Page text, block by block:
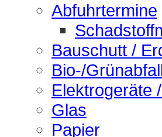
Abfuhrtermine
Bauschutt /
Bio-/
Elektrogeräte
Glas
Papier